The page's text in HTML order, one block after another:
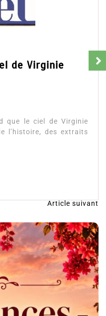
de Virginie
que le ciel de Virginie
l’histoire, des extraits
Article suivant